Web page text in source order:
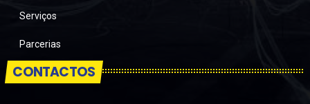
Serviços
Parcerias
CONTACTOS